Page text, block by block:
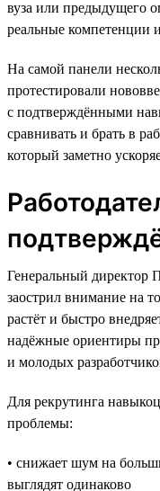
вуза или предыдущего
реальные компетенции
На самой панели
протестировали
с подтверждёнными
сравнивать и брать в
который заметно
Генеральный
заострил внимание на
растёт и быстро
надёжные ориентиры
и молодых
Для рекрутинга
проблемы:
• снижает шум на
выглядят одинаково